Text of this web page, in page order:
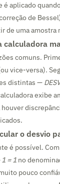
é aplicado
de
de uma amostra
calculadora
comuns.
vice-versa).
distintas —
exibe
o desvio
é possível.
1 = 1 no
pouco